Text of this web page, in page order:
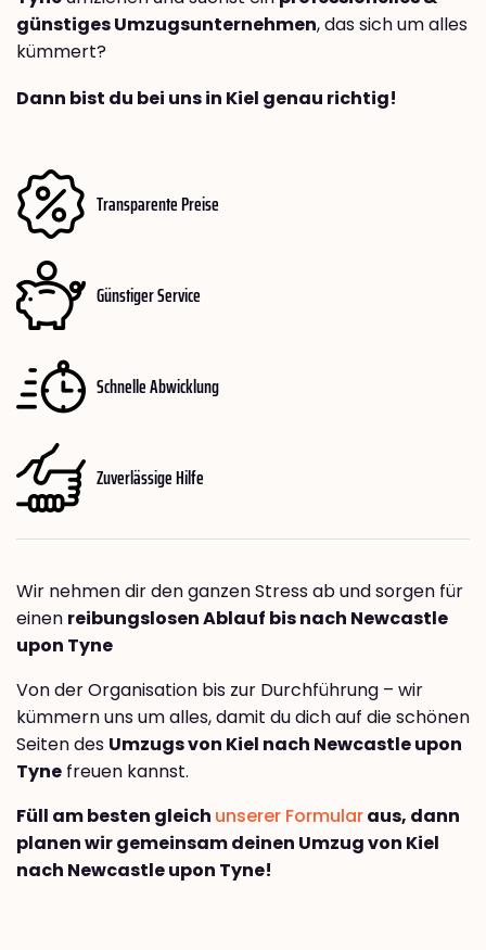
günstiges Umzugsunternehmen, das sich um alles
kümmert?
Dann bist du bei uns in Kiel genau richtig!
Transparente Preise
Günstiger Service
Schnelle Abwicklung
Zuverlässige Hilfe
Wir nehmen dir den ganzen Stress ab und sorgen für
einen reibungslosen Ablauf bis nach Newcastle
upon Tyne
Von der Organisation bis zur Durchführung – wir
kümmern uns um alles, damit du dich auf die schönen
Seiten des Umzugs von Kiel nach Newcastle upon
Tyne freuen kannst.
Füll am besten gleich unserer Formularaus, dann
planen wir gemeinsam deinen Umzug von Kiel
nach Newcastle upon Tyne!